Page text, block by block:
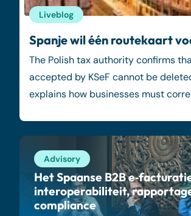
Spanje wil één routekaart
The Polish tax authority confirms
accepted by KSeF cannot be
explains how businesses must
Liveblog
Advisory
Het Spaanse B2B
interoperabiliteit,
compliance